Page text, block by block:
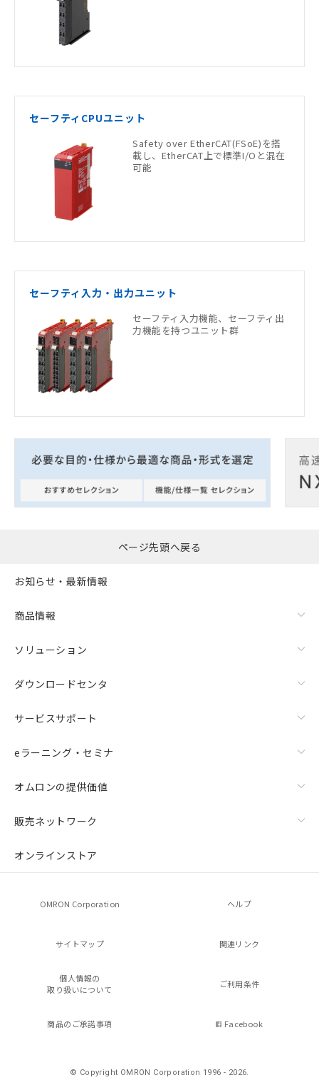
セーフティCPUユニット
Safety over EtherCAT(FSoE)を搭
載し、EtherCAT上で標準I/Oと混在
可能
セーフティ入力・出力ユニット
セーフティ入力機能、セーフティ出
力機能を持つユニット群
ページ先頭へ戻る
お知らせ・最新情報
商品情報
ソリューション
ダウンロードセンタ
サービスサポート
eラーニング・セミナ
オムロンの提供価値
販売ネットワーク
オンラインストア
OMRON Corporation ヘルプ
サイトマップ 関連リンク
個人情報の
取り扱いについて
ご利用条件
商品のご承諾事項 Facebook
© Copyright OMRON Corporation 1996 - 2026.